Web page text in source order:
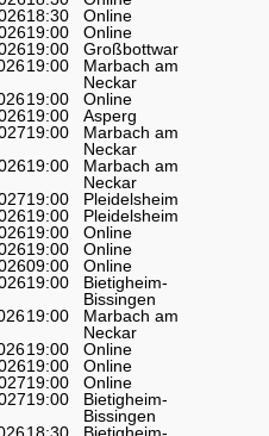
18:30
Online
19:00
Online
19:00
Großbottwar
19:00
Marbach am
Neckar
19:00
Online
19:00
Asperg
19:00
Marbach am
Neckar
19:00
Marbach am
Neckar
19:00
Pleidelsheim
19:00
Pleidelsheim
19:00
Online
19:00
Online
09:00
Online
19:00
Bietigheim-
Bissingen
19:00
Marbach am
Neckar
19:00
Online
19:00
Online
19:00
Online
19:00
Bietigheim-
Bissingen
18:30
Bietigheim-